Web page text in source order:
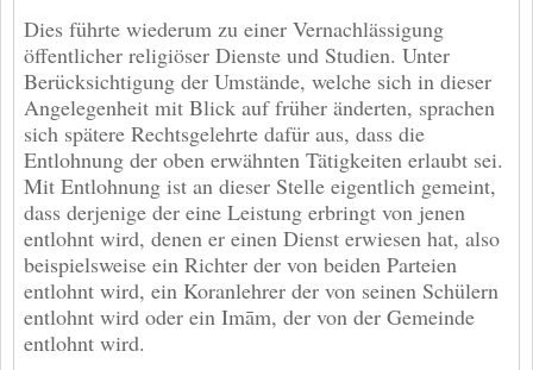
Dies führte wiederum zu einer Vernachlässigung
öffentlicher religiöser Dienste und Studien. Unter
Berücksichtigung der Umstände, welche sich in dieser
Angelegenheit mit Blick auf früher änderten, sprachen
sich spätere Rechtsgelehrte dafür aus, dass die
Entlohnung der oben erwähnten Tätigkeiten erlaubt sei.
Mit Entlohnung ist an dieser Stelle eigentlich gemeint,
dass derjenige der eine Leistung erbringt von jenen
entlohnt wird, denen er einen Dienst erwiesen hat, also
beispielsweise ein Richter der von beiden Parteien
entlohnt wird, ein Koranlehrer der von seinen Schülern
entlohnt wird oder ein Imām, der von der Gemeinde
entlohnt wird.